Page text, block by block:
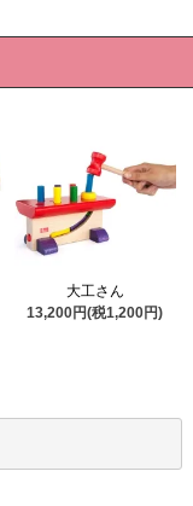
大工さん
13,200円(税1,200円)